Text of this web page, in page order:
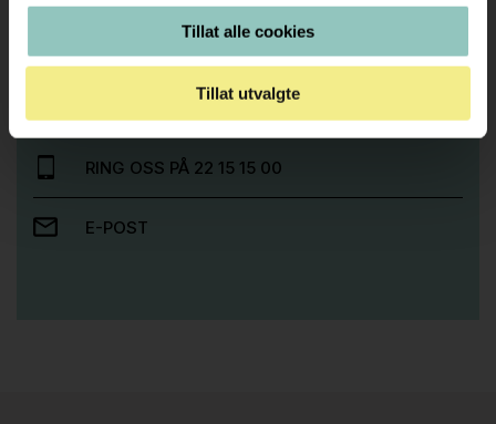
Tillat alle cookies
Tillat utvalgte
Trenger du hjelp med et større kjøp eller
prosjekt?
Ta kontakt med oss så hjelper vi deg!
RING OSS PÅ 22 15 15 00
E-POST